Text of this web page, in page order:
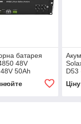
батарея
48V
50Ah
D53